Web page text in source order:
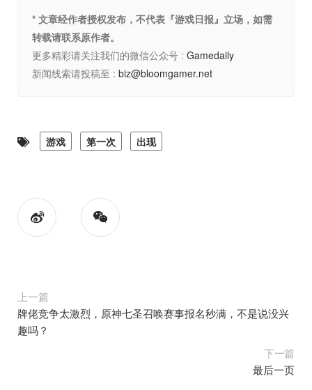
* 文章经作者授权发布，不代表『游戏日报』立场，如需
转载请联系原作者。
更多精彩请关注我们的微信公众号 : Gamedaily
新闻线索请投稿至 : biz@bloomgamer.net
游戏 第一次 出现
上一篇
牌佬竞争太激烈，原神七圣召唤赛事报名秒满，不是说没兴
趣吗？
下一篇
最后一页